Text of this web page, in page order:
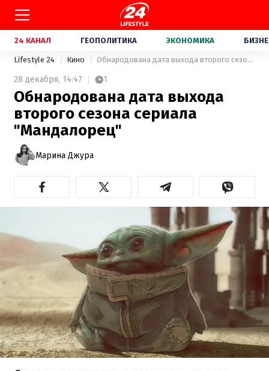
24 КАНАЛ ГЕОПОЛИТИКА ЭКОНОМИКА
Lifestyle 24 Кино Обнародована дата выхода второго сезона сериала "Мандалорец"
28 декабря, 14:47 1
Обнародована дата выхода
второго сезона сериала
"Мандалорец"
Марина Джура